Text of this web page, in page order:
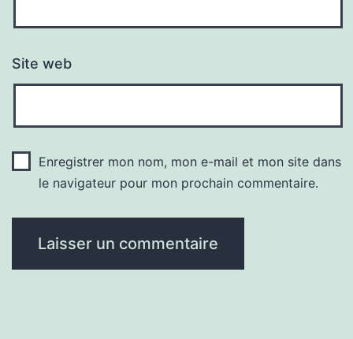
Site web
Enregistrer mon nom, mon e-mail et mon site dans
le navigateur pour mon prochain commentaire.